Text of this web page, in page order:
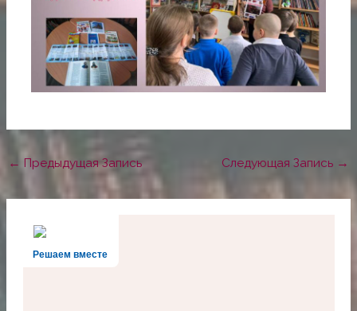
← Предыдущая Запись Следующая Запись →
Решаем вместе